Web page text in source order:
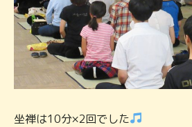
坐禅は10分×2回でした